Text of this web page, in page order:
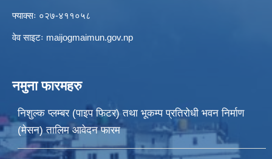
फ्याक्सः ०२७-४११०५८
वेव साइटः maijogmaimun.gov.np
नमुना फारमहरु
निशुल्क प्लम्बर (पाइप फिटर) तथा भूकम्प प्रतिरोधी भवन निर्माण
(मेसन) तालिम आवेदन फारम